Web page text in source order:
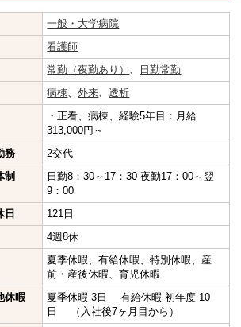
一般・大学病院
看護師
常勤（夜勤あり）
日勤常勤
病棟 、外来 、透析
・正看、病棟、経験5年目：月給
313,000円～
務
2交代
制
日勤8：30～17：30 夜勤17：00～翌
9：00
日
121日
4週8休
夏季休暇、有給休暇、特別休暇、産
前・産後休暇、育児休暇
休暇
夏季休暇 3日 有給休暇 初年度 10
日 （入社後7ヶ月目から）